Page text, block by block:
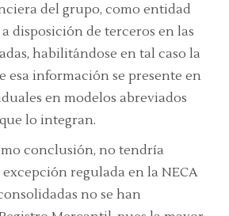
del grupo, como entidad
disposición de terceros en las
habilitándose en tal caso la
esa información se presente en
en modelos abreviados
lo integran.
conclusión, no tendría
regulada en la NECA
no se han